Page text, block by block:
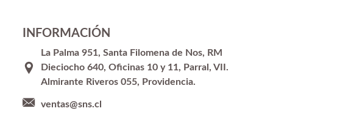
INFORMACIÓN
La Palma 951, Santa Filomena de Nos, RM
Dieciocho 640, Oficinas 10 y 11, Parral, VII.
Almirante Riveros 055, Providencia.
ventas@sns.cl